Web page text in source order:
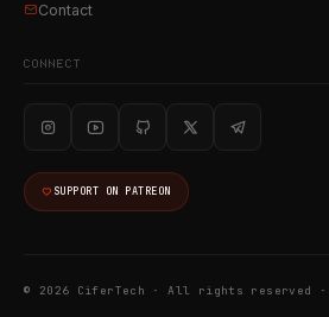
Contact
CONNECT
SUPPORT ON PATREON
© 2026 CiferTech · All rights reserved ·